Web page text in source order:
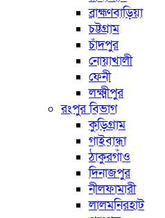
ব্রাহ্মণবাড়িয়া
চট্টগ্রাম
চাঁদপুর
নোয়াখালী
ফেনী
লক্ষ্মীপুর
রংপুর বিভাগ
কুড়িগ্রাম
গাইবান্ধা
ঠাকুরগাঁও
দিনাজপুর
নীলফামারী
লালমনিরহাট